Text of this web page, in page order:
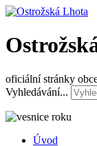
oficiální stránky
Vyhledávání...
Úvod